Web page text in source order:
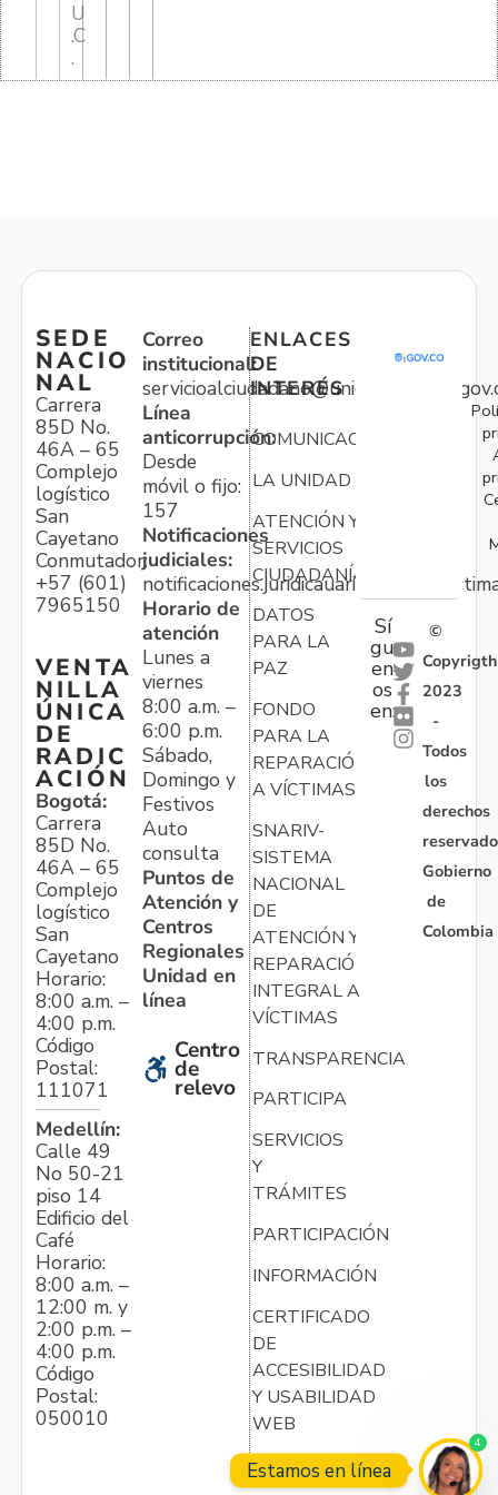
U
.C
.
SEDE
NACIO
NAL
Carrera
85D No.
46A – 65
Complejo
logístico
San
Cayetano
Conmutador:
+57 (601)
7965150
VENTA
NILLA
ÚNICA
DE
RADIC
ACIÓN
Bogotá:
Carrera
85D No.
46A – 65
Complejo
logístico
San
Cayetano
Horario:
8:00 a.m. –
4:00 p.m.
Código
Postal:
111071
Medellín:
Calle 49
No 50-21
piso 14
Edificio del
Café
Horario:
8:00 a.m. –
12:00 m. y
2:00 p.m. –
4:00 p.m.
Código
Postal:
050010
Correo
institucional:
Línea
anticorrupción:
Desde
móvil o fijo:
157
Notificaciones
judiciales:
Horario de
atención
Lunes a
viernes
8:00 a.m. –
6:00 p.m.
Sábado,
Domingo y
Festivos
Auto
consulta
Puntos de
Atención y
Centros
Regionales
Unidad en
línea
Centro
de
relevo
ENLACES
DE
INTERÉS
COMUNICACIONES
LA UNIDAD
ATENCIÓN Y
SERVICIOS
CIUDADANÍA
DATOS
PARA LA
PAZ
FONDO
PARA LA
REPARACIÓN
A VÍCTIMAS
SNARIV-
SISTEMA
NACIONAL
DE
ATENCIÓN Y
REPARACIÓN
INTEGRAL A
VÍCTIMAS
TRANSPARENCIA
PARTICIPA
SERVICIOS
Y
TRÁMITES
PARTICIPACIÓN
INFORMACIÓN
CERTIFICADO
DE
ACCESIBILIDAD
Y USABILIDAD
WEB
Sí
gu
en
os
en:
©
Copyrigth
2023
-
Todos
los
derechos
Gobierno
de
Colombia
Estamos en línea
4